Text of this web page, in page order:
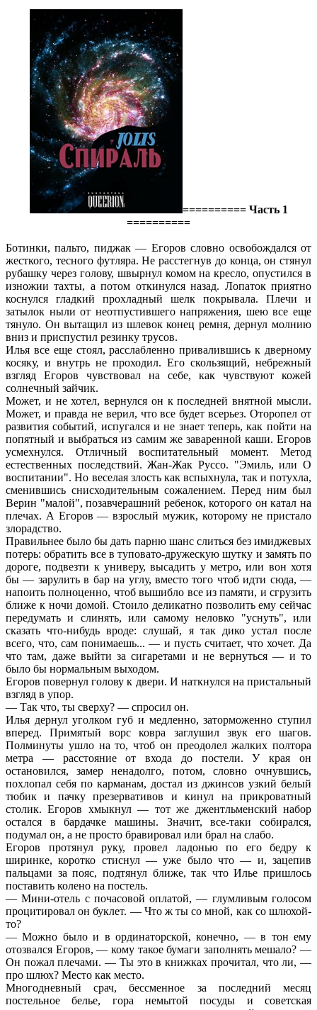
========== Часть 1
==========
Ботинки, пальто, пиджак — Егоров словно освобождался от
жесткого, тесного футляра. Не расстегнув до конца, он стянул
рубашку через голову, швырнул комом на кресло, опустился в
изножии тахты, а потом откинулся назад. Лопаток приятно
коснулся гладкий прохладный шелк покрывала. Плечи и
затылок ныли от неотпустившего напряжения, шею все еще
тянуло. Он вытащил из шлевок конец ремня, дернул молнию
вниз и приспустил резинку трусов.
Илья все еще стоял, расслабленно привалившись к дверному
косяку, и внутрь не проходил. Его скользящий, небрежный
взгляд Егоров чувствовал на себе, как чувствуют кожей
солнечный зайчик.
Может, и не хотел, вернулся он к последней внятной мысли.
Может, и правда не верил, что все будет всерьез. Оторопел от
развития событий, испугался и не знает теперь, как пойти на
попятный и выбраться из самим же заваренной каши. Егоров
усмехнулся. Отличный воспитательный момент. Метод
естественных последствий. Жан-Жак Руссо. "Эмиль, или О
воспитании". Но веселая злость как вспыхнула, так и потухла,
сменившись снисходительным сожалением. Перед ним был
Верин "малой", позавчерашний ребенок, которого он катал на
плечах. А Егоров — взрослый мужик, которому не пристало
злорадство.
Правильнее было бы дать парню шанс слиться без имиджевых
потерь: обратить все в туповато-дружескую шутку и замять по
дороге, подвезти к универу, высадить у метро, или вон хотя
бы — зарулить в бар на углу, вместо того чтоб идти сюда, —
напоить полноценно, чтоб вышибло все из памяти, и сгрузить
ближе к ночи домой. Стоило деликатно позволить ему сейчас
передумать и слинять, или самому неловко "уснуть", или
сказать что-нибудь вроде: слушай, я так дико устал после
всего, что, сам понимаешь... — и пусть считает, что хочет. Да
что там, даже выйти за сигаретами и не вернуться — и то
было бы нормальным выходом.
Егоров повернул голову к двери. И наткнулся на пристальный
взгляд в упор.
— Так что, ты сверху? — спросил он.
Илья дернул уголком губ и медленно, заторможенно ступил
вперед. Примятый ворс ковра заглушил звук его шагов.
Полминуты ушло на то, чтоб он преодолел жалких полтора
метра — расстояние от входа до постели. У края он
остановился, замер ненадолго, потом, словно очнувшись,
похлопал себя по карманам, достал из джинсов узкий белый
тюбик и пачку презервативов и кинул на прикроватный
столик. Егоров хмыкнул — тот же джентльменский набор
остался в бардачке машины. Значит, все-таки собирался,
подумал он, а не просто бравировал или брал на слабо.
Егоров протянул руку, провел ладонью по его бедру к
ширинке, коротко стиснул — уже было что — и, зацепив
пальцами за пояс, подтянул ближе, так что Илье пришлось
поставить колено на постель.
— Мини-отель с почасовой оплатой, — глумливым голосом
процитировал он буклет. — Что ж ты со мной, как со шлюхой-
то?
— Можно было и в ординаторской, конечно, — в тон ему
отозвался Егоров, — кому такое бумаги заполнять мешало? —
Он пожал плечами. — Ты это в книжках прочитал, что ли, —
про шлюх? Место как место.
Многодневный срач, бессменное за последний месяц
постельное белье, гора немытой посуды и советская